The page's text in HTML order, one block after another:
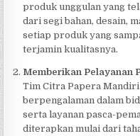
produk unggulan yang
dari segi bahan, desain,
setiap produk yang
terjamin kualitasnya.
Memberikan Pelayanan
Tim Citra Papera
berpengalaman dalam
serta layanan pasca-
diterapkan mulai dari